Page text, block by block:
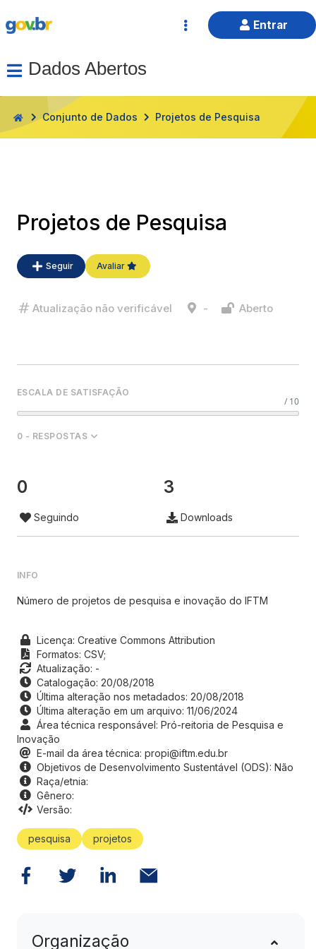
Entrar
Dados Abertos
HOME Conjunto de Dados Projetos de Pesquisa
Projetos de Pesquisa
Seguir Avaliar
Atualização não verificável - Aberto
ESCALA DE SATISFAÇÃO
/ 10
0 - RESPOSTAS
0
Seguindo
3
Downloads
INFO
Número de projetos de pesquisa e inovação do IFTM
Licença: Creative Commons Attribution
Formatos: CSV;
Atualização: -
Catalogação: 20/08/2018
Última alteração nos metadados: 20/08/2018
Última alteração em um arquivo: 11/06/2024
Área técnica responsável: Pró-reitoria de Pesquisa e
Inovação
E-mail da área técnica: propi@iftm.edu.br
Objetivos de Desenvolvimento Sustentável (ODS): Não
Raça/etnia:
Gênero:
Versão:
pesquisa projetos
Organização